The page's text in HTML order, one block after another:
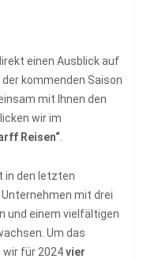
einen Ausblick auf
kommenden Saison
mit Ihnen den
wir im
Reisen“
in den letzten
mit drei
und einem vielfältigen
Um das
wir für 2024vier